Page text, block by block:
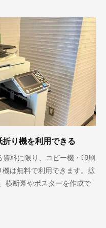
り機を利用できる
料に限り、コピー機・印刷
は無料で利用できます。拡
横断幕やポスターを作成で